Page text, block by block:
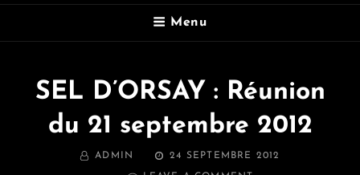
Menu
SEL D’ORSAY : Réunion
du 21 septembre 2012
BY ADMIN
POSTED
ON
24 SEPTEMBRE 2012